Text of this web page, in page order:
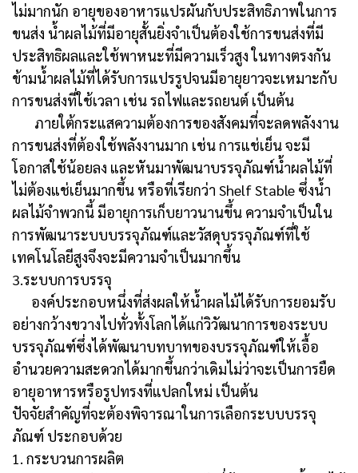
ไม่มากนัก อายุของอาหารแปรผันกับประสิทธิภาพในการ
ขนส่ง น้ำผลไม้ที่มีอายุสั้นยิ่งจำเป็นต้องใช้การขนส่งที่มี
ประสิทธิผลและใช้พาหนะที่มีความเร็วสูง ในทางตรงกัน
ข้ามน้ำผลไม้ที่ได้รับการแปรรูปจนมีอายุยาวจะเหมาะกับ
การขนส่งที่ใช้เวลา เช่น รถไฟและรถยนต์ เป็นต้น
ภายใต้กระแสความต้องการของสังคมที่จะลดพลังงาน
การขนส่งที่ต้องใช้พลังงานมาก เช่น การแช่เย็น จะมี
โอกาสใช้น้อยลง และหันมาพัฒนาบรรจุภัณฑ์น้ำผลไม้ที่
ไม่ต้องแช่เย็นมากขึ้น หรือที่เรียกว่า Shelf Stable ซึ่งน้ำ
ผลไม้จำพวกนี้ มีอายุการเก็บยาวนานขึ้น ความจำเป็นใน
การพัฒนาระบบบรรจุภัณฑ์และวัสดุบรรจุภัณฑ์ที่ใช้
เทคโนโลยีสูงจึงจะมีความจำเป็นมากขึ้น
3.ระบบการบรรจุ
องค์ประกอบหนึ่งที่ส่งผลให้น้ำผลไม้ได้รับการยอมรับ
อย่างกว้างขวางไปทั่วทั้งโลกได้แก่วิวัฒนาการของระบบ
บรรจุภัณฑ์ซึ่งได้พัฒนาบทบาทของบรรจุภัณฑ์ให้เอื้อ
อำนวยความสะดวกได้มากขึ้นกว่าเดิมไม่ว่าจะเป็นการยืด
อายุอาหารหรือรูปทรงที่แปลกใหม่ เป็นต้น
ปัจจัยสำคัญที่จะต้องพิจารณาในการเลือกระบบบรรจุ
ภัณฑ์ ประกอบด้วย
1. กระบวนการผลิต